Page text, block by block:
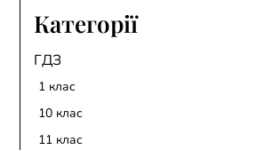
Категорії
ГДЗ
1 клас
10 клас
11 клас